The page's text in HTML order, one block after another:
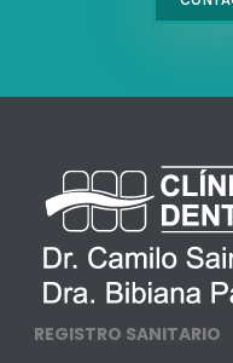
REGISTRO SANITARIO